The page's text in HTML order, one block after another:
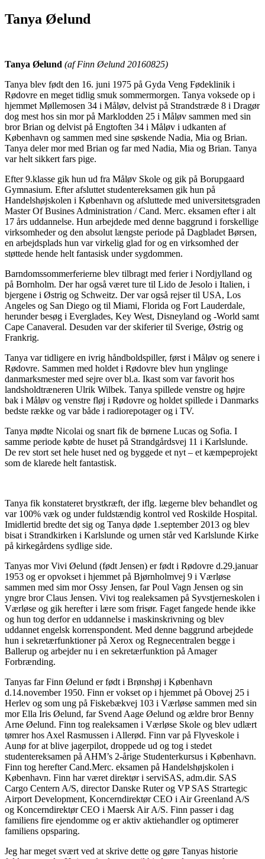
Tanya Øelund
Tanya Øelund (af Finn Øelund 20160825)
Tanya blev født den 16. juni 1975 på Gyda Veng Fødeklinik i
Rødovre en meget tidlig smuk sommermorgen. Tanya voksede op i
hjemmet Møllemosen 34 i Måløv, delvist på Strandstræde 8 i Dragør
dog mest hos sin mor på Marklodden 25 i Måløv sammen med sin
bror Brian og delvist på Engtoften 34 i Måløv i udkanten af
København og sammen med sine søskende Nadia, Mia og Brian.
Tanya deler mor med Brian og far med Nadia, Mia og Brian. Tanya
var helt sikkert fars pige.
Efter 9.klasse gik hun ud fra Måløv Skole og gik på Borupgaard
Gymnasium. Efter afsluttet studentereksamen gik hun på
Handelshøjskolen i København og afsluttede med universitetsgraden
Master Of Busines Administration / Cand. Merc. eksamen efter i alt
17 års uddannelse. Hun arbejdede med denne baggrund i forskellige
virksomheder og den absolut længste periode på Dagbladet Børsen,
en arbejdsplads hun var virkelig glad for og en virksomhed der
støttede hende helt fantasisk under sygdommen.
Barndomssommerferierne blev tilbragt med ferier i Nordjylland og
på Bornholm. Der har også været ture til Lido de Jesolo i Italien, i
bjergene i Østrig og Schweitz. Der var også rejser til USA, Los
Angeles og San Diego og til Miami, Florida og Fort Lauderdale,
herunder besøg i Everglades, Key West, Disneyland og -World samt
Cape Canaveral. Desuden var der skiferier til Sverige, Østrig og
Frankrig.
Tanya var tidligere en ivrig håndboldspiller, først i Måløv og senere i
Rødovre. Sammen med holdet i Rødovre blev hun ynglinge
danmarksmester med sejre over bl.a. Ikast som var favorit hos
landsholdtræneren Ulrik Wilbek. Tanya spillede venstre og højre
bak i Måløv og venstre fløj i Rødovre og holdet spillede i Danmarks
bedste række og var både i radiorepotager og i TV.
Tanya mødte Nicolai og snart fik de børnene Lucas og Sofia. I
samme periode købte de huset på Strandgårdsvej 11 i Karlslunde.
De rev stort set hele huset ned og byggede et nyt – et kæmpeprojekt
som de klarede helt fantastisk.
Tanya fik konstateret brystkræft, der iflg. lægerne blev behandlet og
var 100% væk og under fuldstændig kontrol ved Roskilde Hospital.
Imidlertid bredte det sig og Tanya døde 1.september 2013 og blev
bisat i Strandkirken i Karlslunde og urnen står ved Karlslunde Kirke
på kirkegårdens sydlige side.
Tanyas mor Vivi Øelund (født Jensen) er født i Rødovre d.29.januar
1953 og er opvokset i hjemmet på Bjørnholmvej 9 i Værløse
sammen med sim mor Ossy Jensen, far Poul Vagn Jensen og sin
yngre bror Claus Jensen. Vivi tog realeksamen på Syvstjerneskolen i
Værløse og gik herefter i lære som frisør. Faget fangede hende ikke
og hun tog derfor en uddannelse i maskinskrivning og blev
uddannet engelsk korrenspondent. Med denne baggrund arbejdede
hun i sekretærfunktioner på Xerox og Regnecentralen begge i
Ballerup og arbejder nu i en sekretærfunktion på Amager
Forbrænding.
Tanyas far Finn Øelund er født i Brønshøj i København
d.14.november 1950. Finn er vokset op i hjemmet på Obovej 25 i
Herlev og som ung på Fiskebækvej 103 i Værløse sammen med sin
mor Ella Iris Øelund, far Svend Aage Øelund og ældre bror Benny
Arne Øelund. Finn tog realeksamen i Værløse Skole og blev udlært
tømrer hos Axel Rasmussen i Allerød. Finn var på Flyveskole i
Aunø for at blive jagerpilot, droppede ud og tog i stedet
studentereksamen på AHM’s 2-årige Studenterkursus i København.
Finn tog herefter Cand.Merc. eksamen på Handelshøjskolen i
København. Finn har været direktør i serviSAS, adm.dir. SAS
Cargo Centern A/S, director Danske Ruter og VP SAS Strartegic
Airport Development, Koncerndirektør CEO i Air Greenland A/S
og Koncerndirektør CEO i Maersk Air A/S. Finn passer i dag
familiens fire ejendomme og er aktiv aktiehandler og optimerer
familiens opsparing.
Jeg har meget svært ved at skrive dette og gøre Tanyas historie